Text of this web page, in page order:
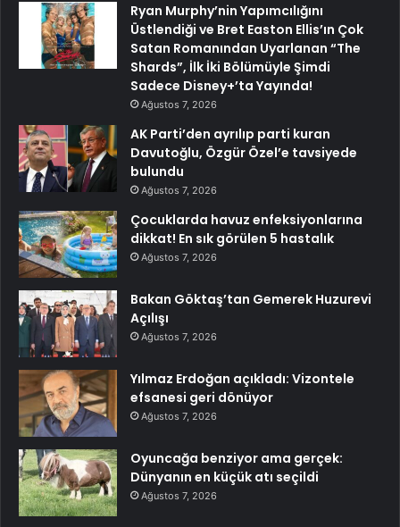
Ryan Murphy’nin Yapımcılığını
Üstlendiği ve Bret Easton Ellis’ın Çok
Satan Romanından Uyarlanan “The
Shards”, İlk İki Bölümüyle Şimdi
Sadece Disney+’ta Yayında!
Ağustos 7, 2026
AK Parti’den ayrılıp parti kuran
Davutoğlu, Özgür Özel’e tavsiyede
bulundu
Ağustos 7, 2026
Çocuklarda havuz enfeksiyonlarına
dikkat! En sık görülen 5 hastalık
Ağustos 7, 2026
Bakan Göktaş’tan Gemerek Huzurevi
Açılışı
Ağustos 7, 2026
Yılmaz Erdoğan açıkladı: Vizontele
efsanesi geri dönüyor
Ağustos 7, 2026
Oyuncağa benziyor ama gerçek:
Dünyanın en küçük atı seçildi
Ağustos 7, 2026